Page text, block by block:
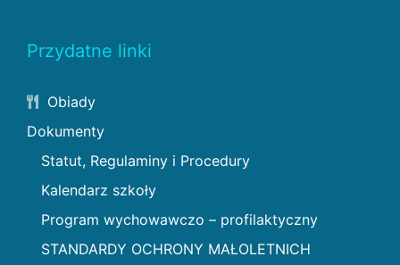
Przydatne linki
Obiady
Dokumenty
Statut, Regulaminy i Procedury
Kalendarz szkoły
Program wychowawczo – profilaktyczny
STANDARDY OCHRONY MAŁOLETNICH